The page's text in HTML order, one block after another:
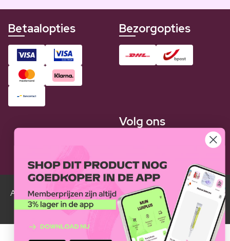
Betaalopties Bezorgopties
Volg ons
Alle Luxplus ledenprijzen zijn weergegeven in vergelijking
met de normale prijzen.